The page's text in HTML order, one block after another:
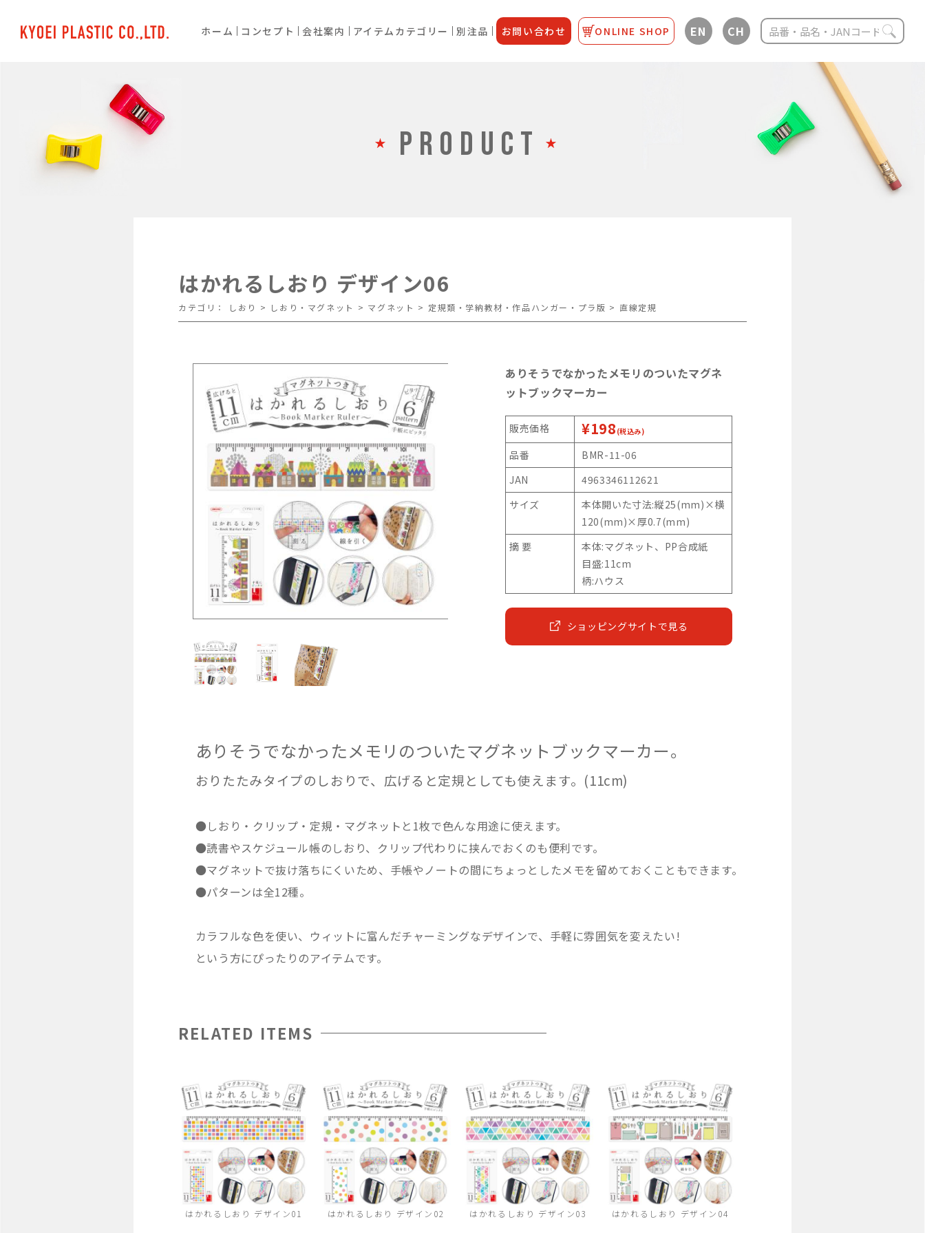
ホーム コンセプト 会社案内 アイテムカテゴリー 別注品 お問い合わせ ONLINE SHOP EN CH
PRODUCT
はかれるしおり デザイン06
カテゴリ： しおり > しおり・マグネット > マグネット > 定規類・学納教材・作品ハンガー・プラ版 > 直線定規
ありそうでなかったメモリのついたマグネ
ットブックマーカー
販売価格 ¥198 (税込み)
品番
BMR-11-06
JAN
4963346112621
サイズ
本体開いた寸法:縦25(mm)×横
120(mm)×厚0.7(mm)
摘 要
本体:マグネット、PP合成紙
目盛:11cm
柄:ハウス
ショッピングサイトで見る
ありそうでなかったメモリのついたマグネットブックマーカー。
おりたたみタイプのしおりで、広げると定規としても使えます。(11cm)
●しおり・クリップ・定規・マグネットと1枚で色んな用途に使えます。
●読書やスケジュール帳のしおり、クリップ代わりに挟んでおくのも便利です。
●マグネットで抜け落ちにくいため、手帳やノートの間にちょっとしたメモを留めておくこともできます。
●パターンは全12種。
カラフルな色を使い、ウィットに富んだチャーミングなデザインで、手軽に雰囲気を変えたい!
という方にぴったりのアイテムです。
RELATED ITEMS
はかれるしおり デザイン01 はかれるしおり デザイン02 はかれるしおり デザイン03 はかれるしおり デザイン04